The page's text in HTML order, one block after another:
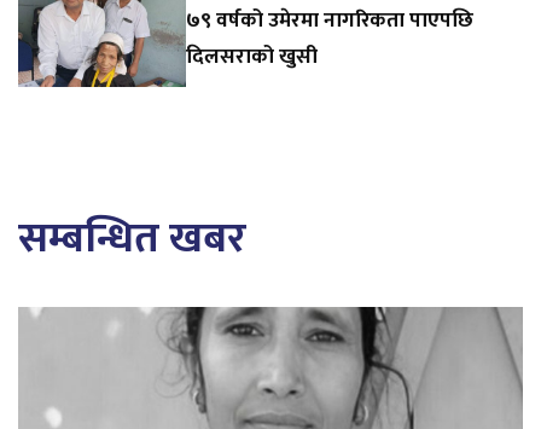
७९ वर्षको उमेरमा नागरिकता पाएपछि
दिलसराको खुसी
सम्बन्धित खबर